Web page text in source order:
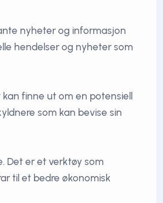
nyheter og informasjon
hendelser og nyheter som
finne ut om en potensiell
som kan bevise sin
Det er et verktøy som
til et bedre økonomisk